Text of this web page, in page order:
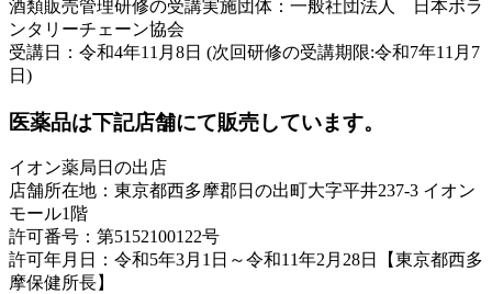
酒類販売管理研修の受講実施団体：一般社団法人 日本ボラ
ンタリーチェーン協会
受講日：令和4年11月8日 (次回研修の受講期限:令和7年11月7
日)
医薬品は下記店舗にて販売しています。
イオン薬局日の出店
店舗所在地：東京都西多摩郡日の出町大字平井237-3 イオン
モール1階
許可番号：第5152100122号
許可年月日：令和5年3月1日～令和11年2月28日【東京都西多
摩保健所長】